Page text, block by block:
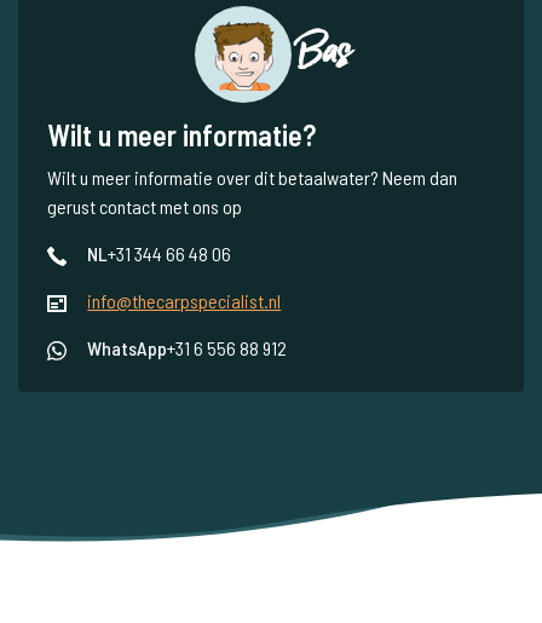
Bas
Wilt u meer informatie?
Wilt u meer informatie over dit betaalwater? Neem dan
gerust contact met ons op
NL+31 344 66 48 06
info@thecarpspecialist.nl
WhatsApp+31 6 556 88 912